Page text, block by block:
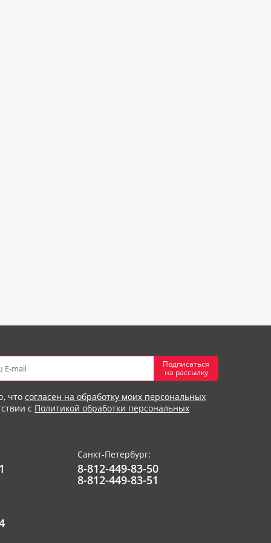
Подписаться
на рассылку
что согласен на обработку моих персональных
с Политикой обработки персональных
Санкт-Петербург:
8-812-449-83-50
8-812-449-83-51